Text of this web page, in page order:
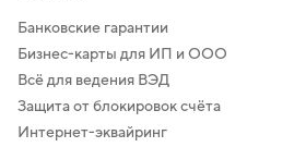
Банковские гарантии
Бизнес-карты для ИП и ООО
Всё для ведения ВЭД
Защита от блокировок счёта
Интернет-эквайринг